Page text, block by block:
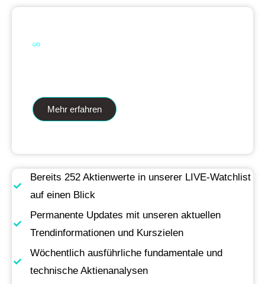
Mehr erfahren
Bereits 252 Aktienwerte in unserer LIVE-Watchlist
auf einen Blick
Permanente Updates mit unseren aktuellen
Trendinformationen und Kurszielen
Wöchentlich ausführliche fundamentale und
technische Aktienanalysen